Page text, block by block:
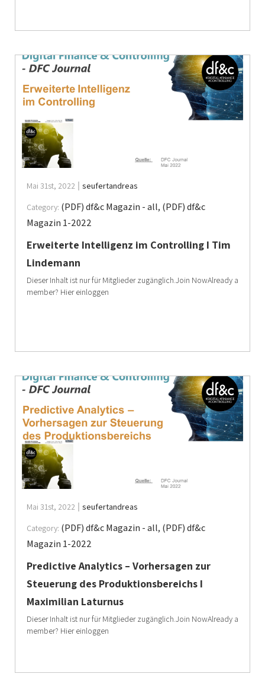
Mai 31st, 2022
seufertandreas
Category: (PDF) df&c Magazin - all, (PDF) df&c
Magazin 1-2022
Erweiterte Intelligenz im Controlling I Tim
Lindemann
Dieser Inhalt ist nur für Mitglieder zugänglich.Join NowAlready a
member? Hier einloggen
Mai 31st, 2022
seufertandreas
Category: (PDF) df&c Magazin - all, (PDF) df&c
Magazin 1-2022
Predictive Analytics – Vorhersagen zur
Steuerung des Produktionsbereichs I
Maximilian Laturnus
Dieser Inhalt ist nur für Mitglieder zugänglich.Join NowAlready a
member? Hier einloggen